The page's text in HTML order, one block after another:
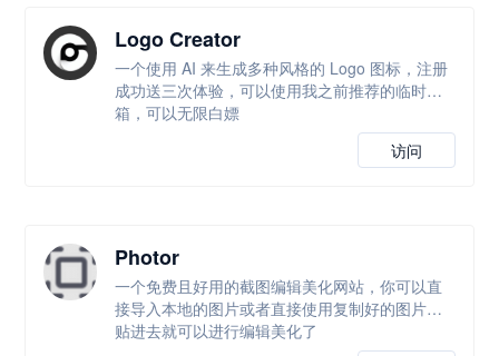
Logo Creator
一个使用 AI 来生成多种风格的 Logo 图标，注册
成功送三次体验，可以使用我之前推荐的临时邮
箱，可以无限白嫖
访问
Photor
一个免费且好用的截图编辑美化网站，你可以直
接导入本地的图片或者直接使用复制好的图片黏
贴进去就可以进行编辑美化了